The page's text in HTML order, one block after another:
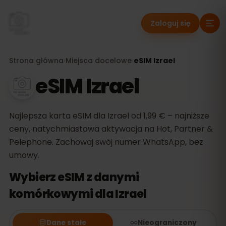
Zaloguj się
Strona główna Miejsca docelowe eSIM Izrael
eSIM Izrael
Najlepsza karta eSIM dla Izrael od 1,99 € – najniższe
ceny, natychmiastowa aktywacja na Hot, Partner &
Pelephone. Zachowaj swój numer WhatsApp, bez
umowy.
Wybierz eSIM z danymi
komórkowymi dla Izrael
Dane stałe Nieograniczony